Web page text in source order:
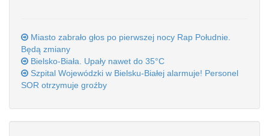
Miasto zabrało głos po pierwszej nocy Rap Południe.
Będą zmiany
Bielsko-Biała. Upały nawet do 35°C
Szpital Wojewódzki w Bielsku-Białej alarmuje! Personel
SOR otrzymuje groźby